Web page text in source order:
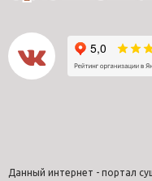
Данный интернет - портал